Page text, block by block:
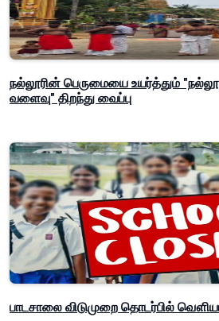
நல்லூரின் பெருமையை உயர்த்தும்
வளைவு" திறந்து வைப்பு
பாடசாலை விடுமுறை தொடர்பில்